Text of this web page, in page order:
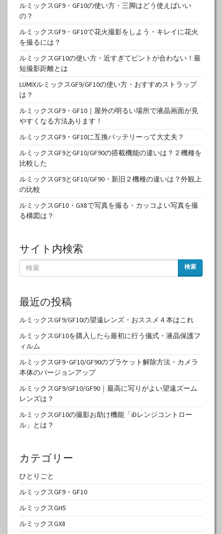
ルミックスGF9・GF10の使い方・三脚はどう使えばいい
の？
ルミックスGF9・GF10で花火撮影をしよう・キレイに花火
を撮るには？
ルミックスGF10の使い方・近すぎてピントが合わない！最
短撮影距離とは
LUMIXルミックスGF9/GF10の使い方・おすすめストラップ
は？
ルミックスGF9・GF10｜屋外の明るい場所で液晶画面が見
やすくなる方法あります！
ルミックスGF9・GF10に互換バッテリーって大丈夫？
ルミックスGF9とGF10/GF90の搭載機能の違いは？２機種を
比較した
ルミックスGF9とGF10/GF90・新旧２機種の違いは？外観上
の比較
ルミックスGF10・GX8で写真を撮る・カッコよい写真を撮
る構図は？
サイト内検索
検索
最近の投稿
ルミックスGF9/GF10の望遠レンズ・おススメ４本はこれ
ルミックスGF10を購入したら最初に行う儀式・液晶保護フ
ィルム
ルミックスGF9･GF10/GF90のブラケット解除方法・カメラ
本体のバージョンアップ
ルミックスGF9/GF10/GF90｜最高に写りがよい望遠ズーム
レンズは？
ルミックスGF10の撮影お助け機能「iDレンジコントロー
ル」とは？
カテゴリー
ひとりごと
ルミックスGF9・GF10
ルミックスGH5
ルミックスGX8